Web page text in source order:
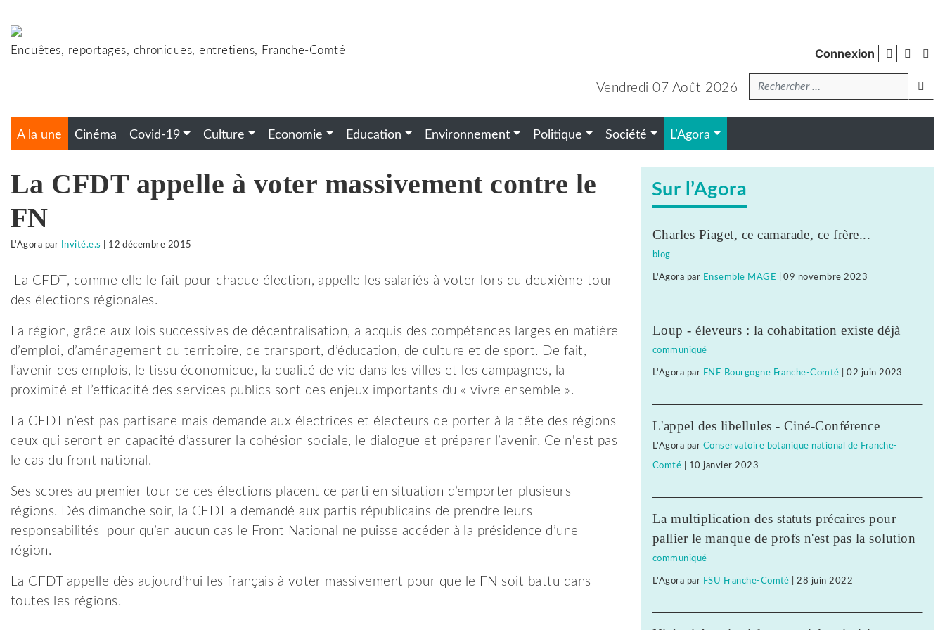
au
contenu
Enquêtes, reportages, chroniques, entretiens, Franche-Comté Connexion facebook
twitter
Vendredi 07 Août 2026Recherche
A la une Cinéma Covid-19 Culture Economie Education Environnement Politique Société L’Agora
La CFDT appelle à voter massivement contre le
FN
L'Agora par Invité.e.s 12 décembre 2015
La CFDT, comme elle le fait pour chaque élection, appelle les salariés à voter lors du deuxième tour
des élections régionales.
La région, grâce aux lois successives de décentralisation, a acquis des compétences larges en matière
d’emploi, d’aménagement du territoire, de transport, d’éducation, de culture et de sport. De fait,
l’avenir des emplois, le tissu économique, la qualité de vie dans les villes et les campagnes, la
proximité et l’efficacité des services publics sont des enjeux importants du « vivre ensemble ».
La CFDT n’est pas partisane mais demande aux électrices et électeurs de porter à la tête des régions
ceux qui seront en capacité d’assurer la cohésion sociale, le dialogue et préparer l’avenir. Ce n'est pas
le cas du front national.
Ses scores au premier tour de ces élections placent ce parti en situation d’emporter plusieurs
régions. Dès dimanche soir, la CFDT a demandé aux partis républicains de prendre leurs
responsabilités pour qu’en aucun cas le Front National ne puisse accéder à la présidence d’une
région.
La CFDT appelle dès aujourd’hui les français à voter massivement pour que le FN soit battu dans
toutes les régions.
Sur l’Agora
Charles Piaget, ce camarade, ce frère...
blog
L'Agora par Ensemble MAGE |09 novembre 2023
Loup - éleveurs : la cohabitation existe déjà
communiqué
L'Agora par FNE Bourgogne Franche-Comté |02 juin 2023
L'appel des libellules - Ciné-Conférence
L'Agora par Conservatoire botanique national de Franche-
Comté 10 janvier 2023
La multiplication des statuts précaires pour
pallier le manque de profs n'est pas la solution
communiqué
L'Agora par FSU Franche-Comté 28 juin 2022